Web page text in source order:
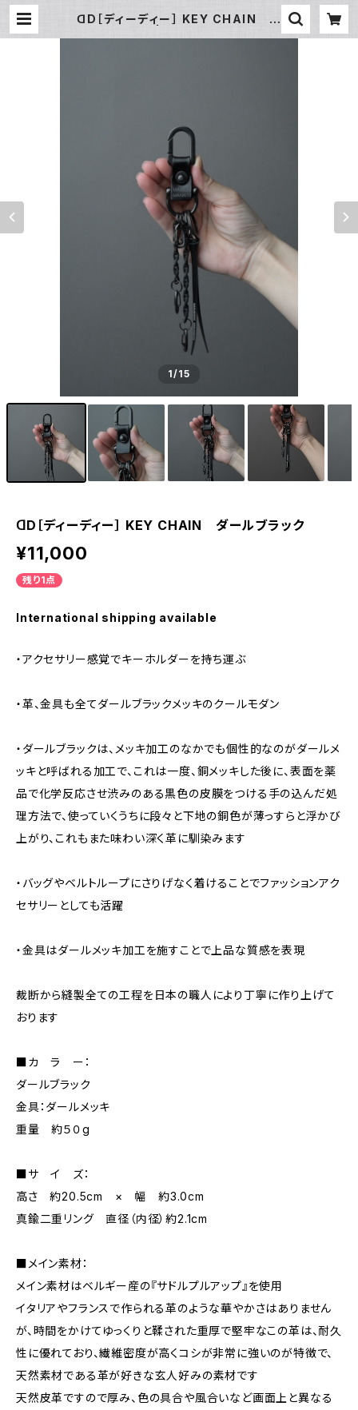
ꓷD［ディーディー］ KEY CHAIN ダ
1/15
ꓷD［ディーディー］ KEY CHAIN ダールブラック
¥11,000
残り1点
International shipping available
・アクセサリー感覚でキーホルダーを持ち運ぶ
・革、金具も全てダールブラックメッキのクールモダン
・ダールブラックは、メッキ加工のなかでも個性的なのがダールメ
ッキと呼ばれる加工で、これは一度、銅メッキした後に、表面を薬
品で化学反応させ渋みのある黒色の皮膜をつける手の込んだ処
理方法で、使っていくうちに段々と下地の銅色が薄っすらと浮かび
上がり、これもまた味わい深く革に馴染みます
・バッグやベルトループにさりげなく着けることでファッションアク
セサリーとしても活躍
・金具はダールメッキ加工を施すことで上品な質感を表現
裁断から縫製全ての工程を日本の職人により丁寧に作り上げて
おります
■カ ラ ー：
ダールブラック
金具：ダールメッキ
重量 約５０g
■サ イ ズ：
高さ 約20.5cm × 幅 約3.0cm
真鍮二重リング 直径（内径）約2.1cm
■メイン素材：
メイン素材はベルギー産の『サドルプルアップ』を使用
イタリアやフランスで作られる革のような華やかさはありません
が、時間をかけてゆっくりと鞣された重厚で堅牢なこの革は、耐久
性に優れており、繊維密度が高くコシが非常に強いのが特徴で、
天然素材である革が好きな玄人好みの素材です
天然皮革ですので厚み、色の具合や風合いなど画面上と異なる